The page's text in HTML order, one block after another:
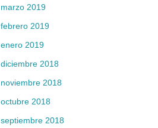
marzo 2019
febrero 2019
enero 2019
diciembre 2018
noviembre 2018
octubre 2018
septiembre 2018